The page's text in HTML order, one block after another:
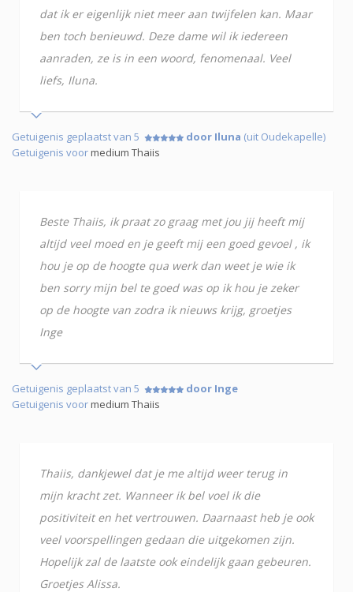
dat ik er eigenlijk niet meer aan twijfelen kan. Maar
ben toch benieuwd. Deze dame wil ik iedereen
aanraden, ze is in een woord, fenomenaal. Veel
liefs, Iluna.
Getuigenis geplaatst van 5 door Iluna (uit Oudekapelle)
Getuigenis voormedium Thaiis
Beste Thaiis, ik praat zo graag met jou jij heeft mij
altijd veel moed en je geeft mij een goed gevoel , ik
hou je op de hoogte qua werk dan weet je wie ik
ben sorry mijn bel te goed was op ik hou je zeker
op de hoogte van zodra ik nieuws krijg, groetjes
Inge
Getuigenis geplaatst van 5
door Inge
Getuigenis voormedium Thaiis
Thaiis, dankjewel dat je me altijd weer terug in
mijn kracht zet. Wanneer ik bel voel ik die
positiviteit en het vertrouwen. Daarnaast heb je ook
veel voorspellingen gedaan die uitgekomen zijn.
Hopelijk zal de laatste ook eindelijk gaan gebeuren.
Groetjes Alissa.